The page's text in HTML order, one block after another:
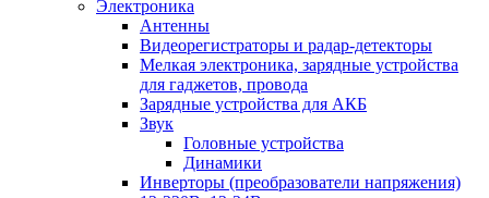
Электроника
Антенны
Видеорегистраторы и радар-детекторы
Мелкая электроника, зарядные устройства
для гаджетов, провода
Зарядные устройства для АКБ
Звук
Головные устройства
Динамики
Инверторы (преобразователи напряжения)